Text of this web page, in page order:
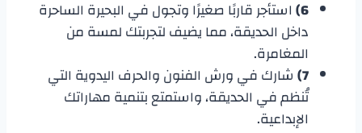
6) استأجر قاربًا صغيرًا وتجول في البحيرة الساحرة
داخل الحديقة، مما يضيف لتجربتك لمسة من
المغامرة.
7) شارك في ورش الفنون والحرف اليدوية التي
تُنظم في الحديقة، واستمتع بتنمية مهاراتك
الإبداعية.